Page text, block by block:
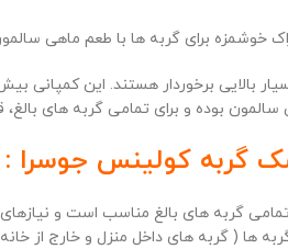
خوشمزه برای گربه ها با طعم ماهی
بوده و برای تمامی گربه های بالغ،
گربه کولینس جوسرا :
تمامی گربه های بالغ مناسب است و
ها ( گربه های داخل منزل و خارج از